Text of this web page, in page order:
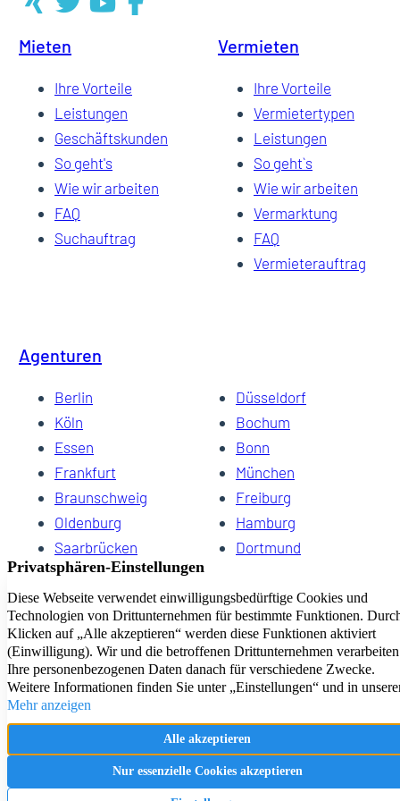
Mieten
Ihre Vorteile
Leistungen
Geschäftskunden
So geht's
Wie wir arbeiten
FAQ
Suchauftrag
Vermieten
Ihre Vorteile
Vermietertypen
Leistungen
So geht`s
Wie wir arbeiten
Vermarktung
FAQ
Vermieterauftrag
Agenturen
Berlin
Düsseldorf
Köln
Bochum
Essen
Bonn
Frankfurt
München
Braunschweig
Freiburg
Oldenburg
Hamburg
Saarbrücken
Dortmund
Hannover
Dresden
Kiel
Wuppertal
Bremen
HomeCompany eG Ihre Agenturen für Wohnen auf Zeit
Impressum Datenschutz Kontakt